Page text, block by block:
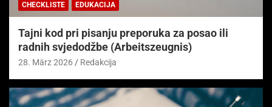
CHECKLISTE EDUKACIJA
Tajni kod pri pisanju preporuka za posao ili
radnih svjedodžbe (Arbeitszeugnis)
28. März 2026 Redakcija